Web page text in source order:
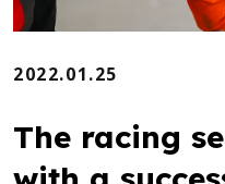
2022.01.25
The racing